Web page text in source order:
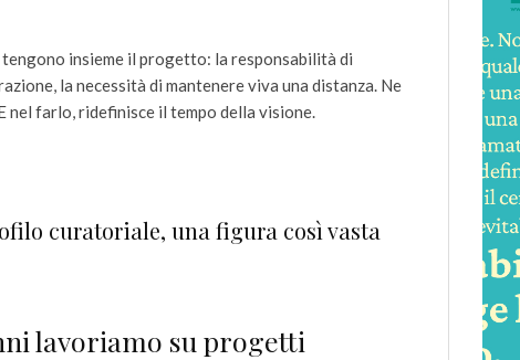
insieme il progetto: la responsabilità di
la necessità di mantenere viva una distanza. Ne
nel farlo, ridefinisce il tempo della visione.
curatoriale, una figura così vasta
lavoriamo su progetti